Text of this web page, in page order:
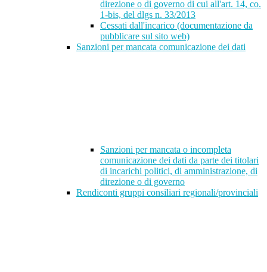
direzione o di governo di cui all'art. 14, co.
1-bis, del dlgs n. 33/2013
Cessati dall'incarico (documentazione da
pubblicare sul sito web)
Sanzioni per mancata comunicazione dei dati
Sanzioni per mancata o incompleta
comunicazione dei dati da parte dei titolari
di incarichi politici, di amministrazione, di
direzione o di governo
Rendiconti gruppi consiliari regionali/provinciali